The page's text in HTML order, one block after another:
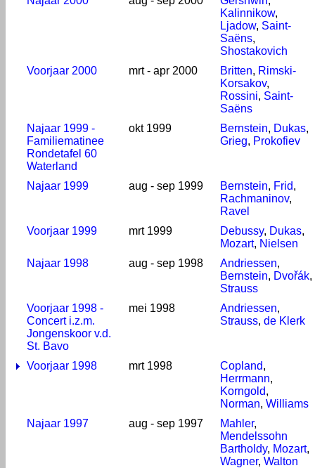
Kalinnikow,
Ljadow, Saint-
Saëns,
Shostakovich
Voorjaar 2000
mrt - apr 2000 Britten, Rimski-
Korsakov,
Rossini, Saint-
Saëns
Najaar 1999 -
Familiematinee
Rondetafel 60
Waterland
okt 1999 Bernstein, Dukas,
Grieg, Prokofiev
Najaar 1999 aug - sep 1999 Bernstein, Frid,
Rachmaninov,
Ravel
Voorjaar 1999
mrt 1999 Debussy, Dukas,
Mozart, Nielsen
Najaar 1998
aug - sep 1998 Andriessen,
Bernstein, Dvořák,
Strauss
Voorjaar 1998 -
Concert i.z.m.
Jongenskoor v.d.
St. Bavo
mei 1998 Andriessen,
Strauss, de Klerk
Voorjaar 1998 mrt 1998 Copland,
Herrmann,
Korngold,
Norman, Williams
Najaar 1997
aug - sep 1997 Mahler,
Mendelssohn
Bartholdy, Mozart,
Wagner, Walton